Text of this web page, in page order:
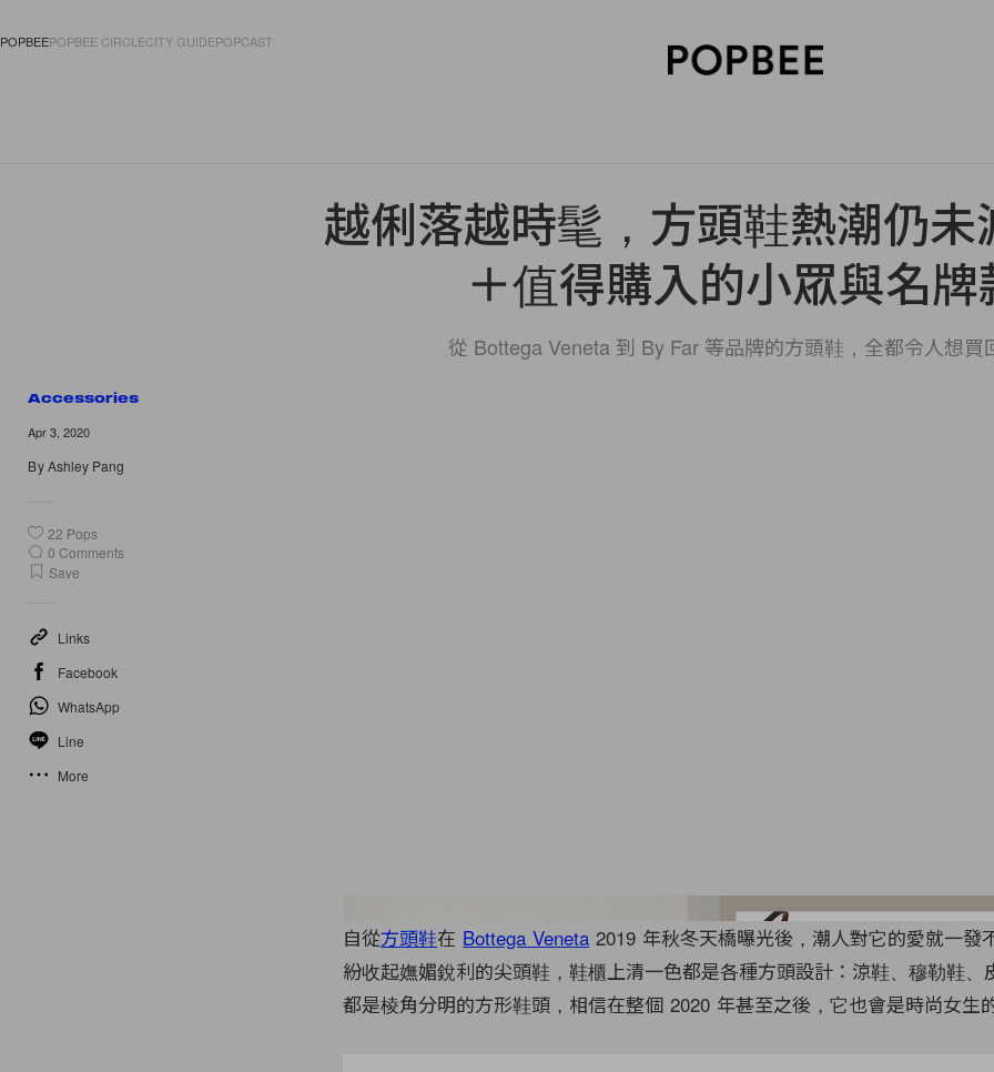
POPBEEPOPBEE CIRCLECITY GUIDEPOPCAST
越俐落越時髦，方頭鞋熱潮仍未
＋值得購入的小眾與名牌
從 Bottega Veneta 到 By Far 等品牌的方頭鞋，全都令人想買
Accessories
Apr 3, 2020
ByAshley Pang
22 Pops
0 Comments
Save
Links
Facebook
WhatsApp
Line
More
Image from
自從方頭鞋在 Bottega Veneta 2019 年秋冬天橋曝光後，潮人對它的愛就一發
紛收起嫵媚銳利的尖頭鞋，鞋櫃上清一色都是各種方頭設計：涼鞋、穆勒鞋
都是棱角分明的方形鞋頭，相信在整個 2020 年甚至之後，它也會是時尚女生